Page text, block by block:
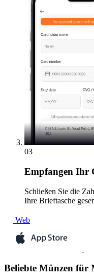
03
Empfangen Ihr
Schließen Sie die
Ihre Brieftasche
Web
Beliebte Münzen für